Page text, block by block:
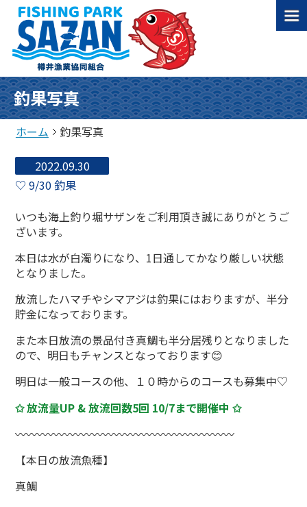
釣果写真
ホーム 釣果写真
2022.09.30
♡ 9/30 釣果
いつも海上釣り堀サザンをご利用頂き誠にありがとうご
ざいます。
本日は水が白濁りになり、1日通してかなり厳しい状態
となりました。
放流したハマチやシマアジは釣果にはおりますが、半分
貯金になっております。
また本日放流の景品付き真鯛も半分居残りとなりました
ので、明日もチャンスとなっております😊
明日は一般コースの他、１０時からのコースも募集中♡
✩ 放流量UP & 放流回数5回 10/7まで開催中 ✩
〰〰〰〰〰〰〰〰〰〰〰〰〰〰〰〰〰〰〰〰
【本日の放流魚種】
真鯛